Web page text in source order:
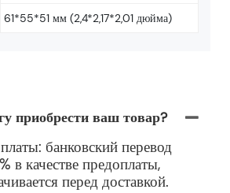
61*55*51 мм (2,4*2,17*2,01 дюйма)
приобрести ваш товар?
банковский перевод
в качестве предоплаты,
перед доставкой.